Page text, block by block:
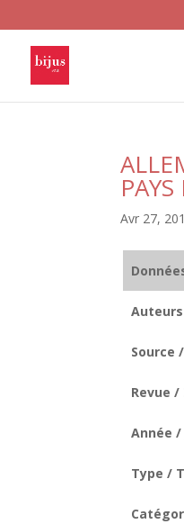
Avr 27,
Source
Revue
Année /
Type /